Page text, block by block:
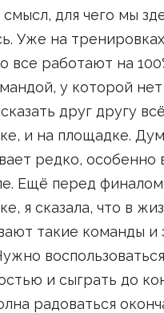
смысл, для чего мы
Уже на
все работают на
у которой
друг другу
и на площадке.
редко, особенно
Ещё перед
я сказала, что в
такие команды и
и сыграть до
радоваться